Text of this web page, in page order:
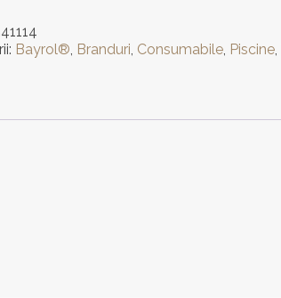
Bayrol® Branduri Consumabile, Piscine,